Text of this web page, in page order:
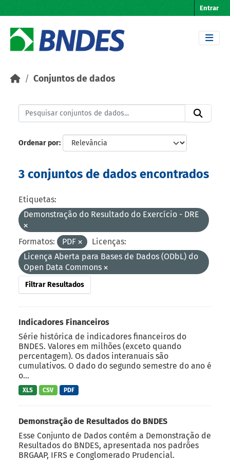
Entrar
Conjuntos de dados
Ordenar por
3 conjuntos de dados encontrados
Etiquetas:
Demonstração do Resultado do Exercício - DRE
Formatos: PDF
Licenças:
Licença Aberta para Bases de Dados (ODbL) do
Open Data Commons
Filtrar Resultados
Indicadores Financeiros
Série histórica de indicadores financeiros do
BNDES. Valores em milhões (exceto quando
percentagem). Os dados interanuais são
cumulativos. O dado do segundo semestre do ano é
o...
XLS CSV PDF
Demonstração de Resultados do BNDES
Esse Conjunto de Dados contém a Demonstração de
Resultados do BNDES, apresentada nos padrões
BRGAAP, IFRS e Conglomerado Prudencial.